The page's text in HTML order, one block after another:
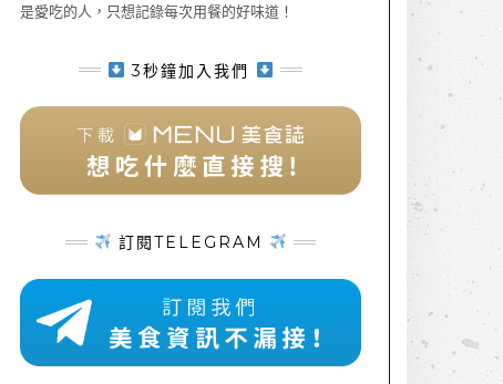
是愛吃的人，只想記錄每次用餐的好味道！
3秒鐘加入我們
訂閱TELEGRAM